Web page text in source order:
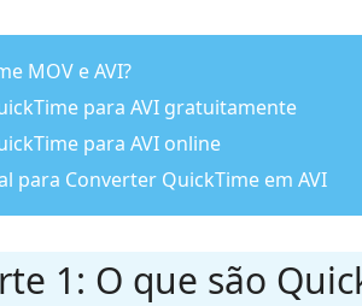
MOV e AVI?
para AVI gratuitamente
para AVI online
para Converter QuickTime em AVI
1: O que são